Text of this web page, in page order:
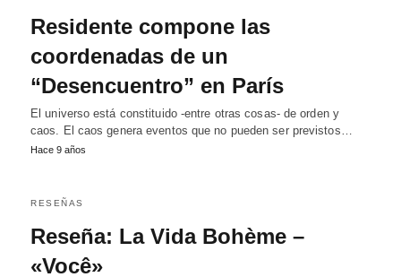
Residente compone las
coordenadas de un
“Desencuentro” en París
El universo está constituido -entre otras cosas- de orden y
caos. El caos genera eventos que no pueden ser previstos…
Hace 9 años
RESEÑAS
Reseña: La Vida Bohème –
«Você»